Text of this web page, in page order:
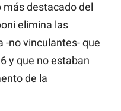
más destacado del
elimina las
-no vinculantes- que
y que no estaban
de la